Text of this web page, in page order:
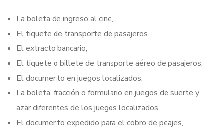
La boleta de ingreso al cine,
El tiquete de transporte de pasajeros.
El extracto bancario,
El tiquete o billete de transporte aéreo de pasajeros,
El documento en juegos localizados,
La boleta, fracción o formulario en juegos de suerte y
azar diferentes de los juegos localizados,
El documento expedido para el cobro de peajes,